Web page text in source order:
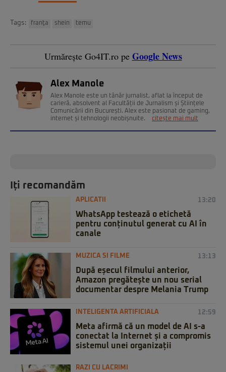
Tags: franţa shein temu
Urmărește Go4IT.ro pe Google News
Alex Manole
Alex Manole este un tânăr jurnalist, aflat la început de
carieră, absolvent al Facultății de Jurnalism și Științele
Comunicării din București. Alex este pasionat de gaming,
internet și tehnologii neobișnuite.
citește mai mult
Iți recomandăm
APLICATII 13:20
WhatsApp testează o etichetă
pentru conținutul generat cu AI în
canale
MUZICA SI FILME 13:13
După eșecul filmului anterior,
Amazon pregătește un nou serial
documentar despre Melania Trump
INTELIGENTA ARTIFICIALA 12:59
Meta afirmă că un model de AI s-a
conectat la Internet și a compromis
sistemul unei organizații
RAZI CU LACRIMI